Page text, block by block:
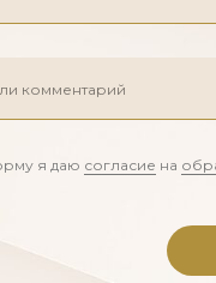
я даю согласие на